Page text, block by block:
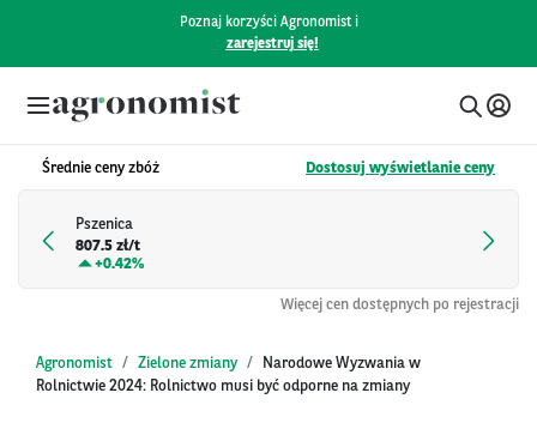
Poznaj korzyści Agronomist i
zarejestruj się!
Średnie ceny zbóż Dostosuj wyświetlanie ceny
Pszenica
807.5 zł/t
+0.42%
Więcej cen dostępnych po rejestracji
Agronomist Zielone zmiany
Narodowe Wyzwania w
Rolnictwie 2024: Rolnictwo musi być odporne na zmiany